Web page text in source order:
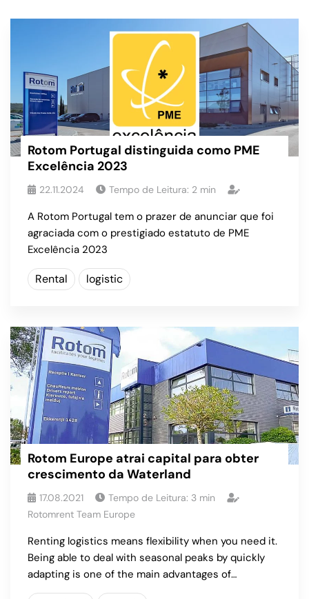
Rotom Portugal distinguida como PME
Excelência 2023
22.11.2024 Tempo de Leitura: 2 min
A Rotom Portugal tem o prazer de anunciar que foi
agraciada com o prestigiado estatuto de PME
Excelência 2023
Rental logistic
Rotom Europe atrai capital para obter
crescimento da Waterland
17.08.2021 Tempo de Leitura: 3 min
Rotomrent Team Europe
Renting logistics means flexibility when you need it.
Being able to deal with seasonal peaks by quickly
adapting is one of the main advantages of…